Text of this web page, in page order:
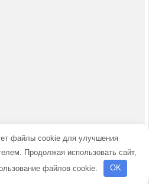
файлы cookie для улучшения
Продолжая использовать сайт,
файлов cookie.
OK